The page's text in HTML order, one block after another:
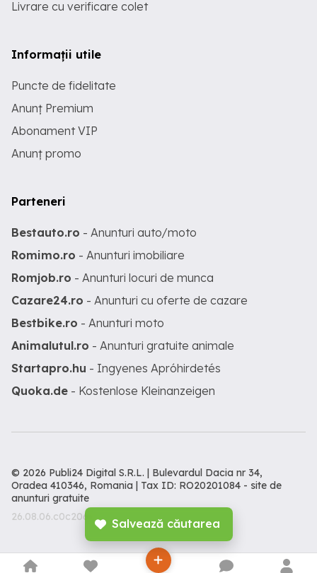
Salvează căutarea
Livrare cu verificare colet
Informații utile
Puncte de fidelitate
Anunț Premium
Abonament VIP
Anunț promo
Parteneri
Bestauto.ro - Anunturi auto/moto
Romimo.ro - Anunturi imobiliare
Romjob.ro - Anunturi locuri de munca
Cazare24.ro - Anunturi cu oferte de cazare
Bestbike.ro - Anunturi moto
Animalutul.ro - Anunturi gratuite animale
Startapro.hu - Ingyenes Apróhirdetés
Quoka.de - Kostenlose Kleinanzeigen
© 2026 Publi24 Digital S.R.L. | Bulevardul Dacia nr 34,
Oradea 410346, Romania | Tax ID: RO20201084 - site de
anunturi gratuite
26.08.06.c0c206c